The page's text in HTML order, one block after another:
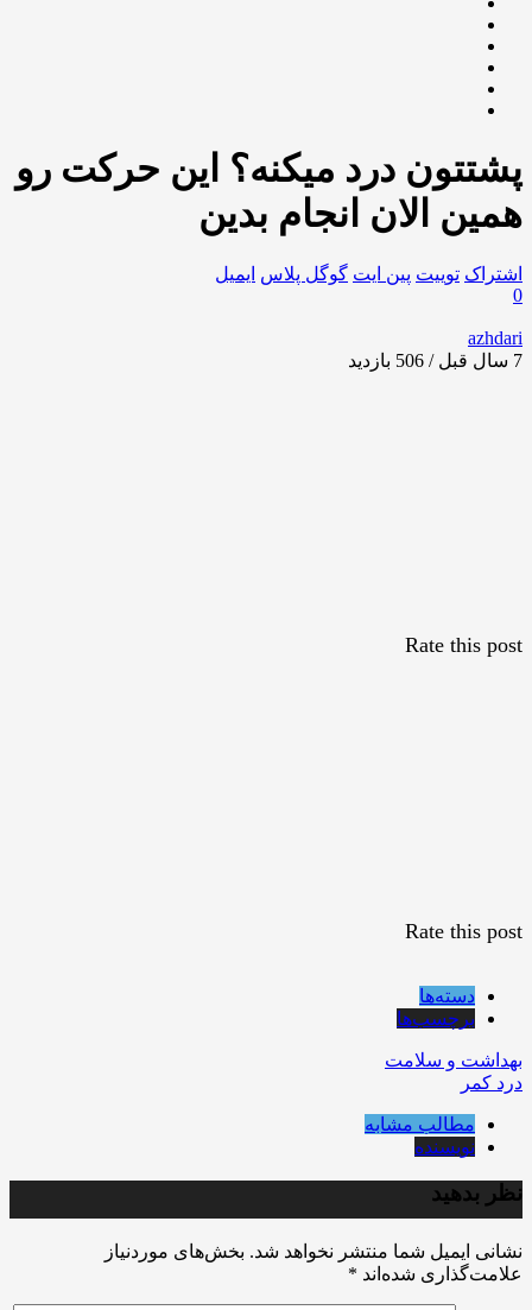
پشتتون درد میکنه؟ این حرکت رو
همین الان انجام بدین
اشتراک توییت پین ایت گوگل‌ پلاس ایمیل
0
azhdari
7 سال قبل / 506
بازدید
Rate this post
Rate this post
دسته‌ها
برچسب‌ها
بهداشت و سلامت
درد کمر
مطالب مشابه
نویسنده
نظر بدهید
نشانی ایمیل شما منتشر نخواهد شد. بخش‌های موردنیاز
علامت‌گذاری شده‌اند *